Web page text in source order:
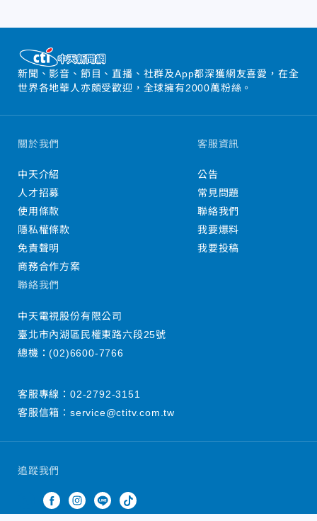
新聞、影音、節目、直播、社群及App都深獲網友喜愛，在全
世界各地華人亦頗受歡迎，全球擁有2000萬粉絲。
追蹤我們
關於我們
中天介紹
人才招募
使用條款
隱私權條款
免責聲明
商務合作方案
客服資訊
公告
常見問題
聯絡我們
我要爆料
我要投稿
聯絡我們
中天電視股份有限公司
臺北市內湖區民權東路六段25號
總機：(02)6600-7766
客服專線： 02-2792-3151
客服信箱： service@ctitv.com.tw